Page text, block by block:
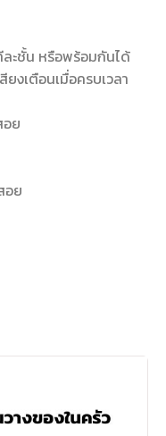
ละชั้น หรือพร้อมกันได้
งเตือนเมื่อครบเวลา
ย
อย